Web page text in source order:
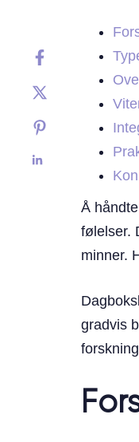
Å
følelser.
minner.
gradvis